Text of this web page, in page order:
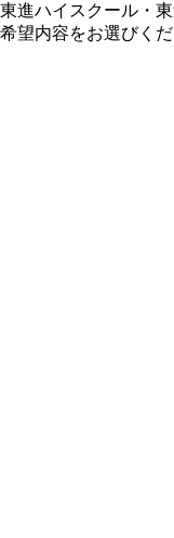
東進ハイスクール・
希望内容をお選びく